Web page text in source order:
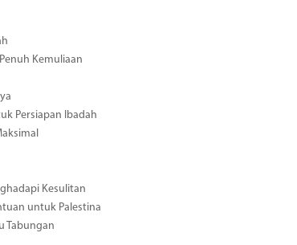
Kemuliaan
Persiapan Ibadah
Kesulitan
untuk Palestina
Tabungan